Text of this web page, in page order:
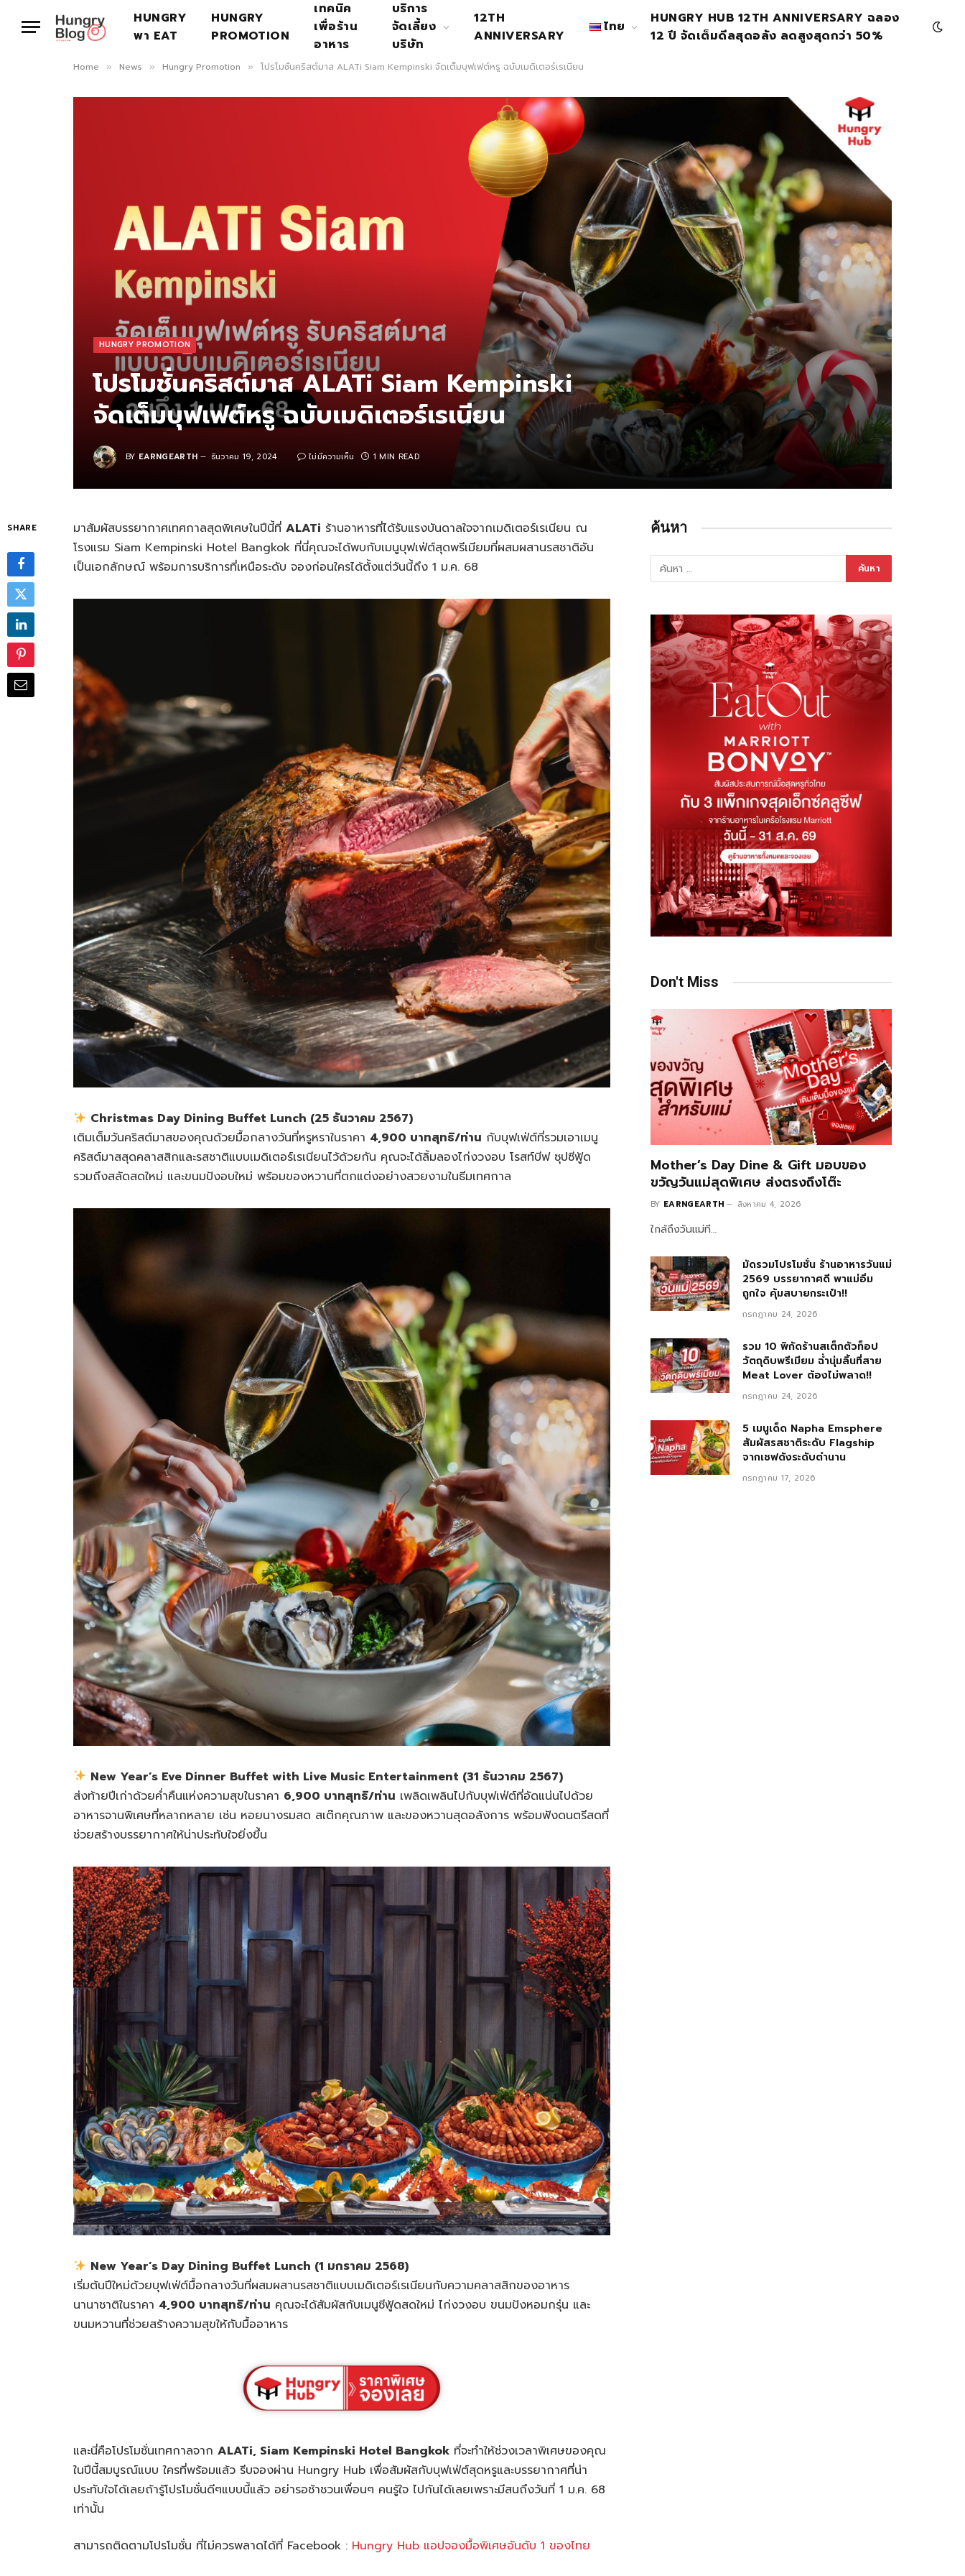
HUNGRY
พา EAT
HUNGRY
PROMOTION
เทคนิค
เพื่อร้าน
อาหาร
บริการ
จัดเลี้ยง
บริษัท
12TH
ANNIVERSARY
ไทย
HUNGRY HUB 12TH ANNIVERSARY ฉลอง
12 ปี จัดเต็มดีลสุดอลัง ลดสูงสุดกว่า 50%
Home » News » Hungry Promotion » โปรโมชั่นคริสต์มาส ALATi Siam Kempinski จัดเต็มบุฟเฟต์หรู ฉบับเมดิเตอร์เรเนียน
HUNGRY PROMOTION
โปรโมชั่นคริสต์มาส ALATi Siam Kempinski
จัดเต็มบุฟเฟต์หรู ฉบับเมดิเตอร์เรเนียน
BY EARNGEARTH ธันวาคม 19, 2024 ไม่มีความเห็น 1 MIN READ
SHARE มาสัมผัสบรรยากาศเทศกาลสุดพิเศษในปีนี้ที่ ALATi ร้านอาหารที่ได้รับแรงบันดาลใจจากเมดิเตอร์เรเนียน ณ
โรงแรม Siam Kempinski Hotel Bangkok ที่นี่คุณจะได้พบกับเมนูบุฟเฟ่ต์สุดพรีเมียมที่ผสมผสานรสชาติอัน
เป็นเอกลักษณ์ พร้อมการบริการที่เหนือระดับ จองก่อนใครได้ตั้งแต่วันนี้ถึง 1 ม.ค. 68
Christmas Day Dining Buffet Lunch (25 ธันวาคม 2567)
เติมเต็มวันคริสต์มาสของคุณด้วยมื้อกลางวันที่หรูหราในราคา 4,900 บาทสุทธิ/ท่าน กับบุฟเฟ่ต์ที่รวมเอาเมนู
คริสต์มาสสุดคลาสสิกและรสชาติแบบเมดิเตอร์เรเนียนไว้ด้วยกัน คุณจะได้ลิ้มลองไก่งวงอบ โรสท์บีฟ ซุปซีฟู้ด
รวมถึงสลัดสดใหม่ และขนมปังอบใหม่ พร้อมของหวานที่ตกแต่งอย่างสวยงามในธีมเทศกาล
New Year’s Eve Dinner Buffet with Live Music Entertainment (31 ธันวาคม 2567)
ส่งท้ายปีเก่าด้วยค่ำคืนแห่งความสุขในราคา 6,900 บาทสุทธิ/ท่าน เพลิดเพลินไปกับบุฟเฟ่ต์ที่อัดแน่นไปด้วย
อาหารจานพิเศษที่หลากหลาย เช่น หอยนางรมสด สเต๊กคุณภาพ และของหวานสุดอลังการ พร้อมฟังดนตรีสดที่
ช่วยสร้างบรรยากาศให้น่าประทับใจยิ่งขึ้น
New Year’s Day Dining Buffet Lunch (1 มกราคม 2568)
เริ่มต้นปีใหม่ด้วยบุฟเฟ่ต์มื้อกลางวันที่ผสมผสานรสชาติแบบเมดิเตอร์เรเนียนกับความคลาสสิกของอาหาร
นานาชาติในราคา 4,900 บาทสุทธิ/ท่าน คุณจะได้สัมผัสกับเมนูซีฟู้ดสดใหม่ ไก่งวงอบ ขนมปังหอมกรุ่น และ
ขนมหวานที่ช่วยสร้างความสุขให้กับมื้ออาหาร
และนี่คือโปรโมชั่นเทศกาลจาก ALATi, Siam Kempinski Hotel Bangkok ที่จะทำให้ช่วงเวลาพิเศษของคุณ
ในปีนี้สมบูรณ์แบบ ใครที่พร้อมแล้ว รีบจองผ่าน Hungry Hub เพื่อสัมผัสกับบุฟเฟ่ต์สุดหรูและบรรยากาศที่น่า
ประทับใจได้เลยถ้ารู้โปรโมชั่นดีๆแบบนี้แล้ว อย่ารอช้าชวนเพื่อนๆ คนรู้ใจ ไปกันได้เลยเพราะมีสนถึงวันที่ 1 ม.ค. 68
เท่านั้น
สามารถติดตามโปรโมชั่น ที่ไม่ควรพลาดได้ที่ Facebook : Hungry Hub แอปจองมื้อพิเศษอันดับ 1 ของไทย
ค้นหา
Don't Miss
Mother’s Day Dine & Gift มอบของ
ขวัญวันแม่สุดพิเศษ ส่งตรงถึงโต๊ะ
BY EARNGEARTH สิงหาคม 4, 2026
ใกล้ถึงวันแม่ที…
มัดรวมโปรโมชั่น ร้านอาหารวันแม่
2569 บรรยากาศดี พาแม่อิ่ม
ถูกใจ คุ้มสบายกระเป๋า!!
กรกฎาคม 24, 2026
รวม 10 พิกัดร้านสเต็กตัวท็อป
วัตถุดิบพรีเมียม ฉ่ำนุ่มลิ้นที่สาย
Meat Lover ต้องไม่พลาด!!
กรกฎาคม 24, 2026
5 เมนูเด็ด Napha Emsphere
สัมผัสรสชาติระดับ Flagship
จากเชฟดังระดับตำนาน
กรกฎาคม 17, 2026